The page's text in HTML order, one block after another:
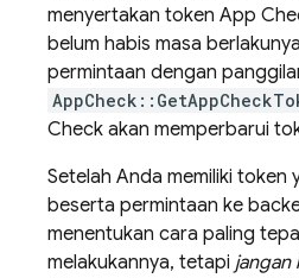
menyertakan token App
belum habis masa
permintaan dengan
Check akan memperbarui
Setelah Anda memiliki token
beserta permintaan ke
menentukan cara paling
melakukannya, tetapi jangan